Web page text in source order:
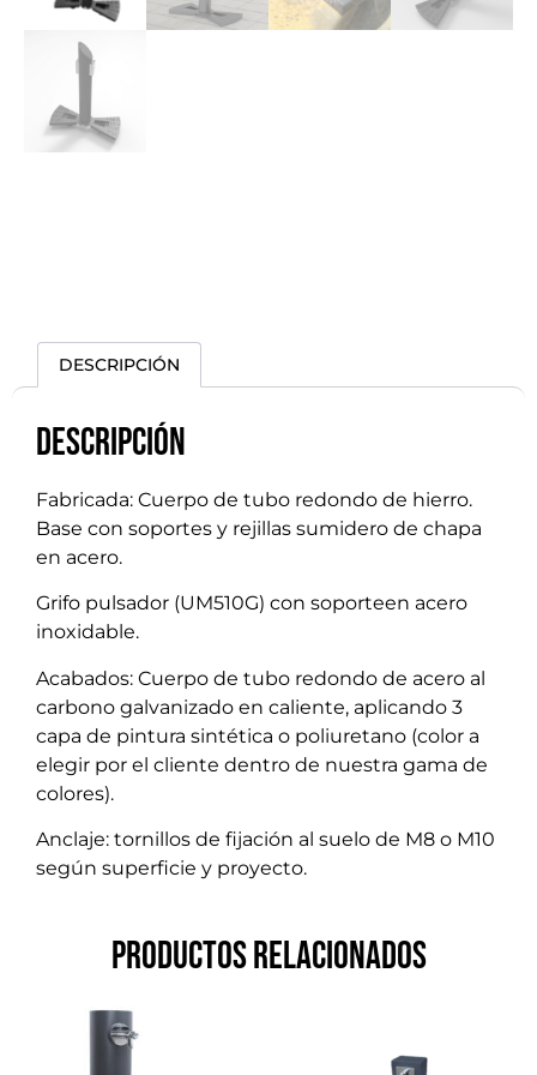
DESCRIPCIÓN
Descripción
Fabricada: Cuerpo de tubo redondo de hierro.
Base con soportes y rejillas sumidero de chapa
en acero.
Grifo pulsador (UM510G) con soporteen acero
inoxidable.
Acabados: Cuerpo de tubo redondo de acero al
carbono galvanizado en caliente, aplicando 3
capa de pintura sintética o poliuretano (color a
elegir por el cliente dentro de nuestra gama de
colores).
Anclaje: tornillos de fijación al suelo de M8 o M10
según superficie y proyecto.
Productos relacionados